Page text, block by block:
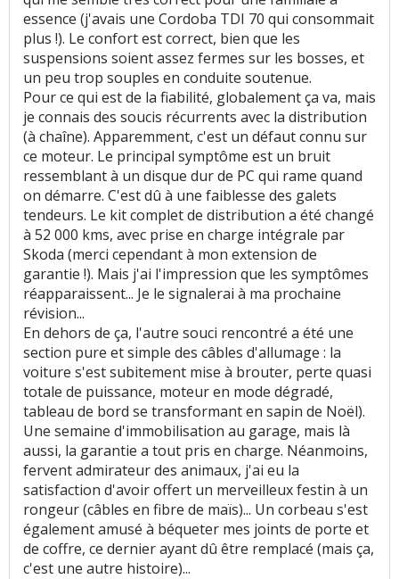
essence (j'avais une Cordoba TDI 70 qui consommait
plus !). Le confort est correct, bien que les
suspensions soient assez fermes sur les bosses, et
un peu trop souples en conduite soutenue.
Pour ce qui est de la fiabilité, globalement ça va, mais
je connais des soucis récurrents avec la distribution
(à chaîne). Apparemment, c'est un défaut connu sur
ce moteur. Le principal symptôme est un bruit
ressemblant à un disque dur de PC qui rame quand
on démarre. C'est dû à une faiblesse des galets
tendeurs. Le kit complet de distribution a été changé
à 52 000 kms, avec prise en charge intégrale par
Skoda (merci cependant à mon extension de
garantie !). Mais j'ai l'impression que les symptômes
réapparaissent... Je le signalerai à ma prochaine
révision...
En dehors de ça, l'autre souci rencontré a été une
section pure et simple des câbles d'allumage : la
voiture s'est subitement mise à brouter, perte quasi
totale de puissance, moteur en mode dégradé,
tableau de bord se transformant en sapin de Noël).
Une semaine d'immobilisation au garage, mais là
aussi, la garantie a tout pris en charge. Néanmoins,
fervent admirateur des animaux, j'ai eu la
satisfaction d'avoir offert un merveilleux festin à un
rongeur (câbles en fibre de maïs)... Un corbeau s'est
également amusé à béqueter mes joints de porte et
de coffre, ce dernier ayant dû être remplacé (mais ça,
c'est une autre histoire)...